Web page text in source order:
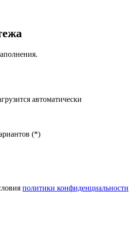
автоматически
(*)
политики конфиденциальности